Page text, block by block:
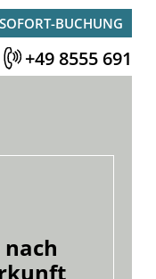
SOFORT-BUCHUNG
+49 8555 691
nach